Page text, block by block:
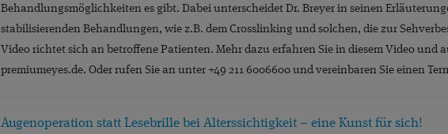
Behandlungsmöglichkeiten es gibt. Dabei unterscheidet Dr. Breyer in seinen
stabilisierenden Behandlungen, wie z.B. dem Crosslinking und solchen, die zur
Video richtet sich an betroffene Patienten. Mehr dazu erfahren Sie in diesem Video und
premiumeyes.de. Oder rufen Sie an unter +49 211 6006600 und vereinbaren Sie einen
Augenoperation statt Lesebrille bei Alterssichtigkeit – eine Kunst für sich!